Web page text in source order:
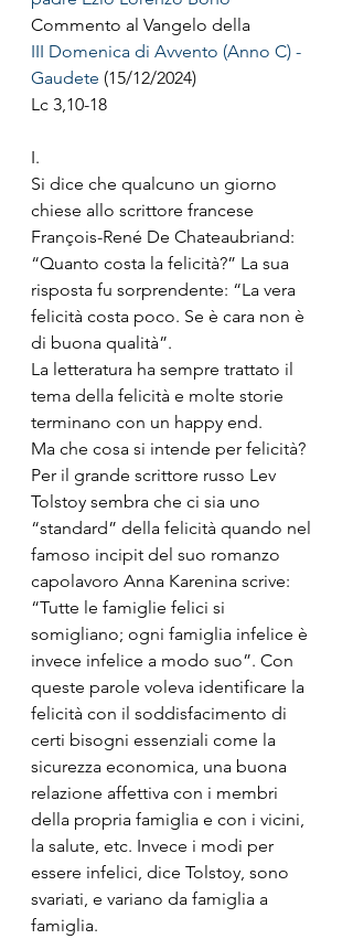
Commento al Vangelo della
III Domenica di Avvento (Anno C) -
Gaudete (15/12/2024)
Lc 3,10-18
I.
Si dice che qualcuno un giorno
chiese allo scrittore francese
François-René De Chateaubriand:
“Quanto costa la felicità?” La sua
risposta fu sorprendente: “La vera
felicità costa poco. Se è cara non è
di buona qualità”.
La letteratura ha sempre trattato il
tema della felicità e molte storie
terminano con un happy end.
Ma che cosa si intende per felicità?
Per il grande scrittore russo Lev
Tolstoy sembra che ci sia uno
“standard” della felicità quando nel
famoso incipit del suo romanzo
capolavoro Anna Karenina scrive:
“Tutte le famiglie felici si
somigliano; ogni famiglia infelice è
invece infelice a modo suo”. Con
queste parole voleva identificare la
felicità con il soddisfacimento di
certi bisogni essenziali come la
sicurezza economica, una buona
relazione affettiva con i membri
della propria famiglia e con i vicini,
la salute, etc. Invece i modi per
essere infelici, dice Tolstoy, sono
svariati, e variano da famiglia a
famiglia.